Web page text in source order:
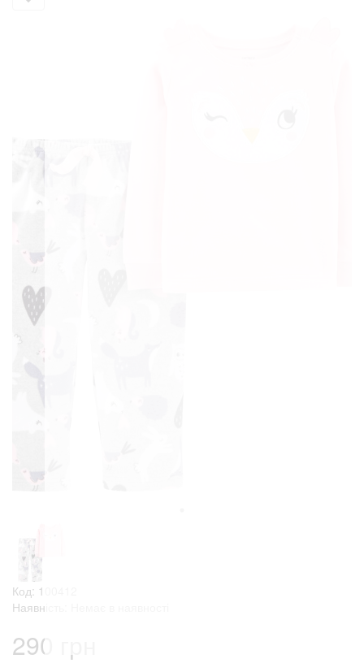
Код: 100412
Наявність: Немає в наявності
290 грн